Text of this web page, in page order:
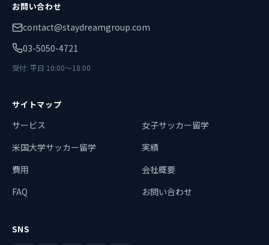
お問い合わせ
contact@staydreamgroup.com
03-5050-4721
受付: 平日 10:00〜18:00
サイトマップ
サービス
女子サッカー留学
米国大学サッカー留学
実績
費用
会社概要
FAQ
お問い合わせ
SNS